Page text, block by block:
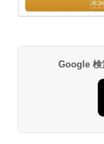
Google 検